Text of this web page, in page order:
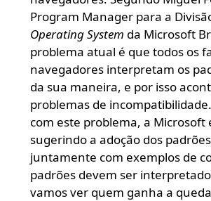
Program Manager para a
Operating System da Microsoft
problema atual é que todos os
navegadores interpretam os
da sua maneira, e por isso
problemas de
com este problema, a Microsoft
sugerindo a adoção dos
juntamente com exemplos de
padrões devem ser
vamos ver quem ganha a